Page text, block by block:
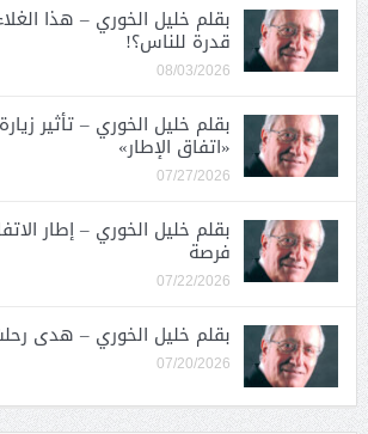
بقلم خليل الخوري – هذا
قدرة للناس؟!
08/03/2026
بقلم خليل الخوري – تأثير
«اتفاق الإطار»
07/27/2026
بقلم خليل الخوري – إطار
فرصة
07/22/2026
بقلم خليل الخوري – هدى
07/20/2026